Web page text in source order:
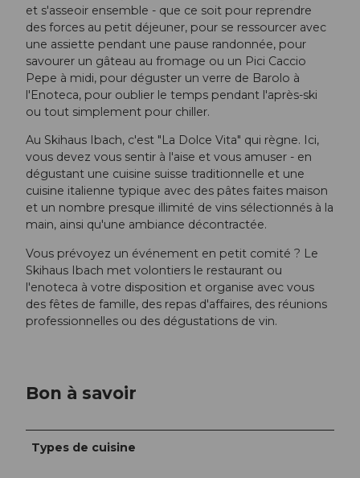
et s'asseoir ensemble - que ce soit pour reprendre
des forces au petit déjeuner, pour se ressourcer avec
une assiette pendant une pause randonnée, pour
savourer un gâteau au fromage ou un Pici Caccio
Pepe à midi, pour déguster un verre de Barolo à
l'Enoteca, pour oublier le temps pendant l'après-ski
ou tout simplement pour chiller.
Au Skihaus Ibach, c'est "La Dolce Vita" qui règne. Ici,
vous devez vous sentir à l'aise et vous amuser - en
dégustant une cuisine suisse traditionnelle et une
cuisine italienne typique avec des pâtes faites maison
et un nombre presque illimité de vins sélectionnés à la
main, ainsi qu'une ambiance décontractée.
Vous prévoyez un événement en petit comité ? Le
Skihaus Ibach met volontiers le restaurant ou
l'enoteca à votre disposition et organise avec vous
des fêtes de famille, des repas d'affaires, des réunions
professionnelles ou des dégustations de vin.
Bon à savoir
Types de cuisine